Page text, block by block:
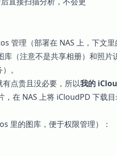
管理（部署在 NAS 上，下文里
（注意不是共享相册）和照片
。
点贵且没必要，所以我的
在 NAS 上将 iCloudPD 下载
里的图库，便于权限管理）：